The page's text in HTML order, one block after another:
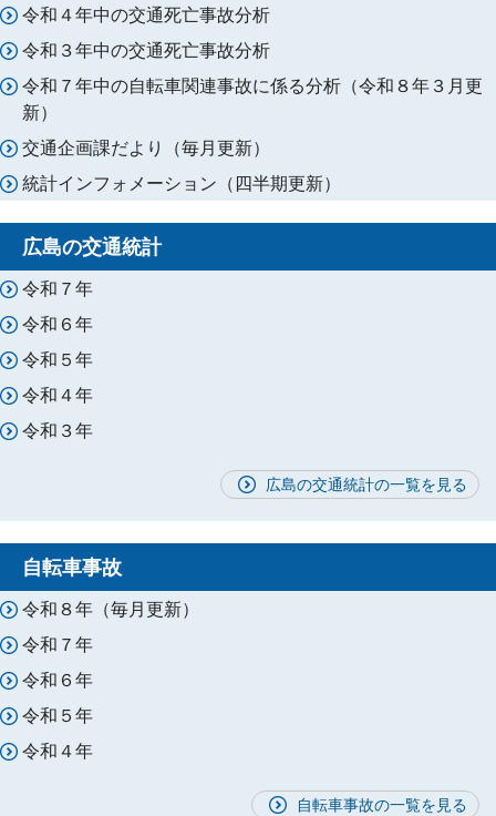
令和４年中の交通死亡事故分析
令和３年中の交通死亡事故分析
令和７年中の自転車関連事故に係る分析（令和８年３月更
新）
交通企画課だより（毎月更新）
統計インフォメーション（四半期更新）
広島の交通統計
令和７年
令和６年
令和５年
令和４年
令和３年
広島の交通統計の一覧を見る
自転車事故
令和８年（毎月更新）
令和７年
令和６年
令和５年
令和４年
自転車事故の一覧を見る